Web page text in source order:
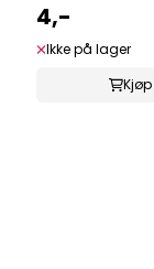
4,-
Ikke på lager
Kjøp